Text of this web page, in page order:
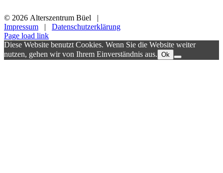
© 2026 Alterszentrum Büel |
Impressum | Datenschutzerklärung
Page load link
Diese Website benutzt Cookies. Wenn Sie die Website weiter
nutzen, gehen wir von Ihrem Einverständnis aus. Ok